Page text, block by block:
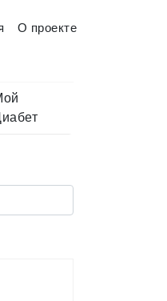
О проекте